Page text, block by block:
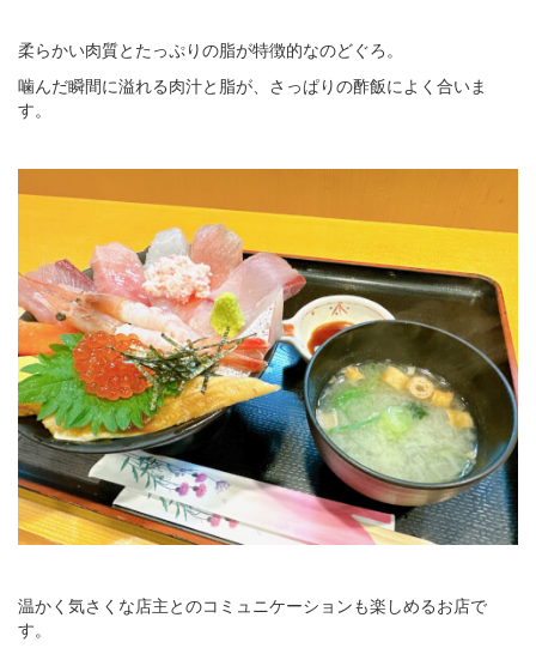
柔らかい肉質とたっぷりの脂が特徴的なのどぐろ。
噛んだ瞬間に溢れる肉汁と脂が、さっぱりの酢飯によく合いま
す。
温かく気さくな店主とのコミュニケーションも楽しめるお店で
す。